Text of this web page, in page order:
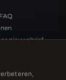
nieuwsbrief